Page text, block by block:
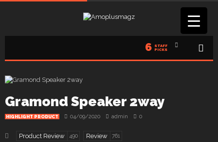
6 STAFF
PICKS
Gramond Speaker 2way
HIGHLIGHT PRODUCT 04/09/2020 admin 0
Product Review 490 Review 761